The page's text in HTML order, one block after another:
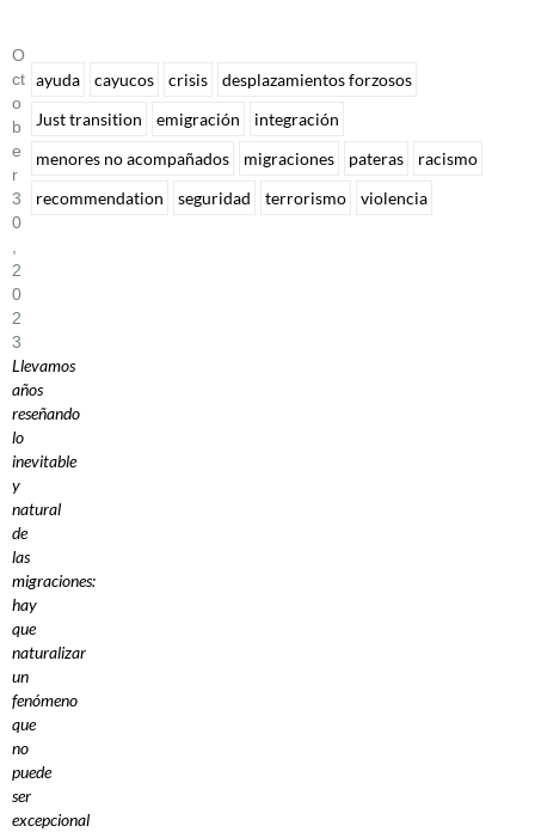
O
Ct
O
B
E
R
3
0
2
0
2
3
Llevamos
años
reseñando
lo
inevitable
y
natural
de
las
migraciones:
hay
que
naturalizar
un
fenómeno
que
no
puede
ser
excepcional
ayuda cayucos crisis
desplazamientos forzosos
Just transition
emigración
integración
menores no acompañados
migraciones pateras
racismo
recommendation
seguridad terrorismo violencia